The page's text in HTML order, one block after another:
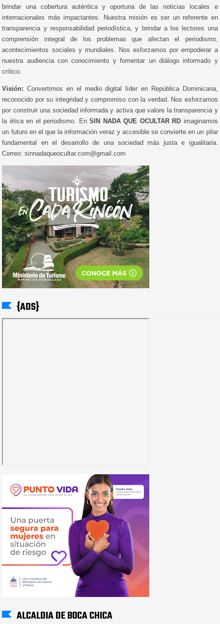
brindar una cobertura auténtica y oportuna de las noticias locales e
internacionales más impactantes. Nuestra misión es ser un referente en
transparencia y responsabilidad periodística, y brindar a los lectores una
comprensión integral de los problemas que afectan el periodismo,
acontecimientos sociales y mundiales. Nos esforzamos por empoderar a
nuestra audiencia con conocimiento y fomentar un diálogo informado y
crítico.
Visión: Convertirnos en el medio digital líder en República Dominicana,
reconocido por su integridad y compromiso con la verdad. Nos esforzamos
por construir una sociedad informada y activa que valore la transparencia y
la ética en el periodismo. EnSIN NADA QUE OCULTAR RD imaginamos
un futuro en el que la información veraz y accesible se convierte en un pilar
fundamental en el desarrollo de una sociedad más justa e igualitaria.
Correo: sinnadaqueocultar.com@gmail.com
{ADS}
ALCALDIA DE BOCA CHICA